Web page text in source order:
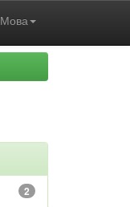
Мова
2